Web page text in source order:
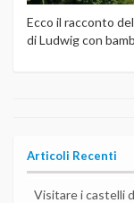
Ecco il racconto
di Ludwig con
Articoli Recenti
Visitare i castelli